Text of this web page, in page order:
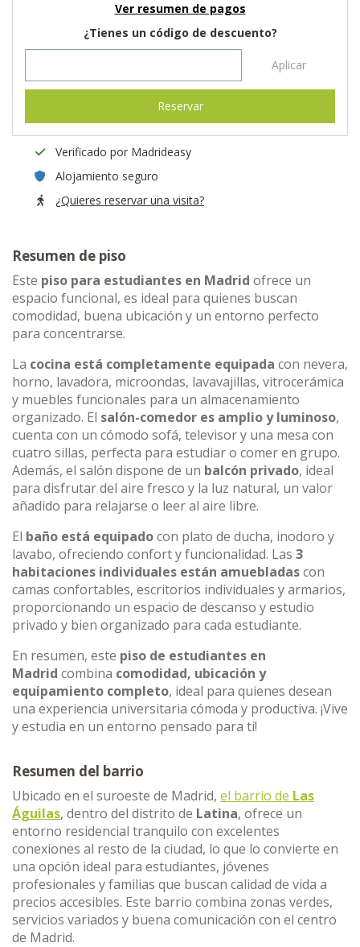
Ver resumen de pagos
¿Tienes un código de descuento?
Aplicar
Reservar
Verificado por Madrideasy
Alojamiento seguro
¿Quieres reservar una visita?
Resumen de piso
Este piso para estudiantes en Madrid ofrece un
espacio funcional, es ideal para quienes buscan
comodidad, buena ubicación y un entorno perfecto
para concentrarse.
La cocina está completamente equipada con nevera,
horno, lavadora, microondas, lavavajillas, vitrocerámica
y muebles funcionales para un almacenamiento
organizado. El salón-comedor es amplio y luminoso,
cuenta con un cómodo sofá, televisor y una mesa con
cuatro sillas, perfecta para estudiar o comer en grupo.
Además, el salón dispone de un balcón privado, ideal
para disfrutar del aire fresco y la luz natural, un valor
añadido para relajarse o leer al aire libre.
El baño está equipadocon plato de ducha, inodoro y
lavabo, ofreciendo confort y funcionalidad. Las 3
habitaciones individuales están amuebladascon
camas confortables, escritorios individuales y armarios,
proporcionando un espacio de descanso y estudio
privado y bien organizado para cada estudiante.
En resumen, este piso de estudiantes en
Madrid combina comodidad, ubicación y
equipamiento completo, ideal para quienes desean
una experiencia universitaria cómoda y productiva. ¡Vive
y estudia en un entorno pensado para ti!
Resumen del barrio
Ubicado en el suroeste de Madrid, el barrio de Las
Águilas, dentro del distrito de Latina, ofrece un
entorno residencial tranquilo con excelentes
conexiones al resto de la ciudad, lo que lo convierte en
una opción ideal para estudiantes, jóvenes
profesionales y familias que buscan calidad de vida a
precios accesibles. Este barrio combina zonas verdes,
servicios variados y buena comunicación con el centro
de Madrid.